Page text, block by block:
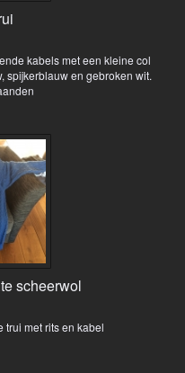
kabels met een kleine col
spijkerblauw en gebroken wit.
scheerwol
trui met rits en kabel